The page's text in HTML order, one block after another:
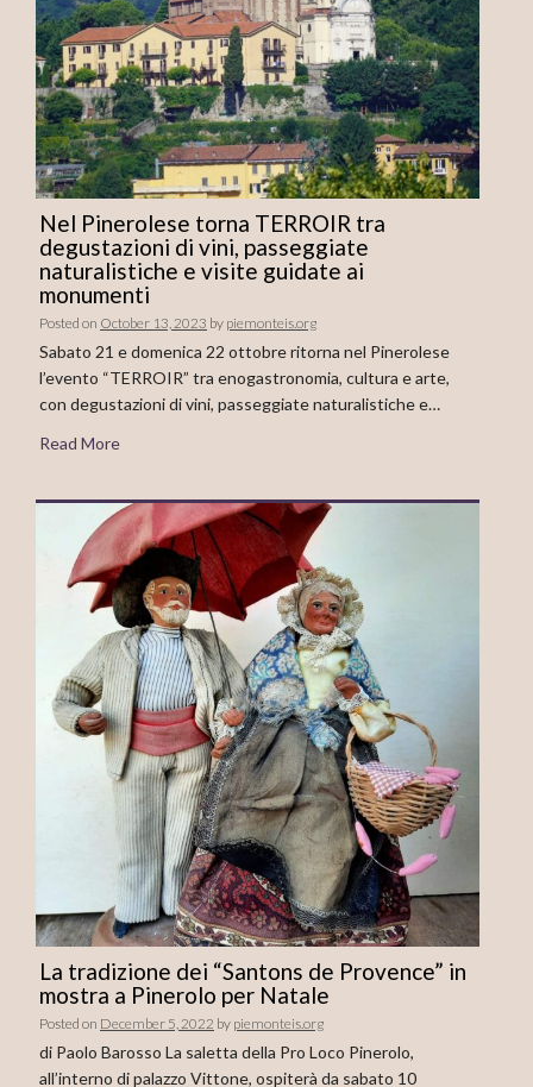
Nel Pinerolese torna TERROIR tra
degustazioni di vini, passeggiate
naturalistiche e visite guidate ai
monumenti
Posted on October 13, 2023 by piemonteis.org
Sabato 21 e domenica 22 ottobre ritorna nel Pinerolese
l’evento “TERROIR” tra enogastronomia, cultura e arte,
con degustazioni di vini, passeggiate naturalistiche e…
Read More
La tradizione dei “Santons de Provence” in
mostra a Pinerolo per Natale
Posted on December 5, 2022 by piemonteis.org
di Paolo Barosso La saletta della Pro Loco Pinerolo,
all’interno di palazzo Vittone, ospiterà da sabato 10